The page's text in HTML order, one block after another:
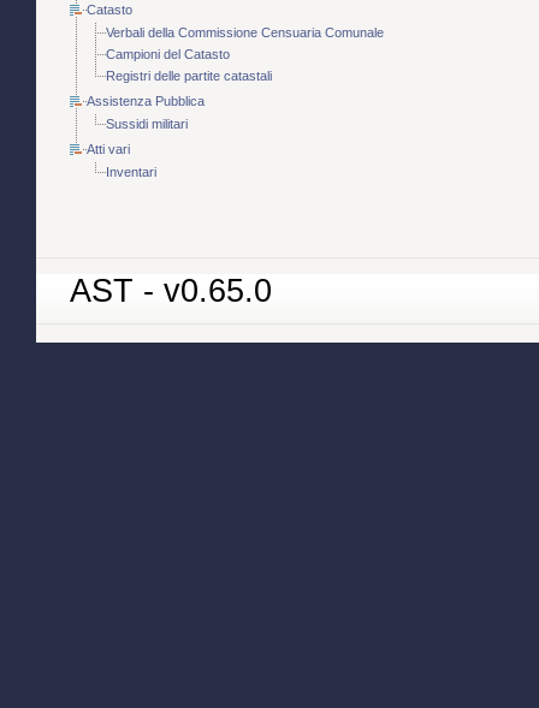
Catasto
Verbali della Commissione Censuaria Comunale
Campioni del Catasto
Registri delle partite catastali
Assistenza Pubblica
Sussidi militari
Atti vari
Inventari
AST - v0.65.0